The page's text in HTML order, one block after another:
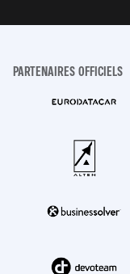
PARTENAIRES OFFICIELS